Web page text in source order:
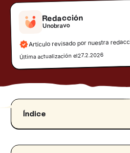
Redacción
Unobravo
Artículo revisado por nuestra
Última actualización el27.2.2026
Índice
¿Qué es la tripofobia?
Tripofobia: significado y